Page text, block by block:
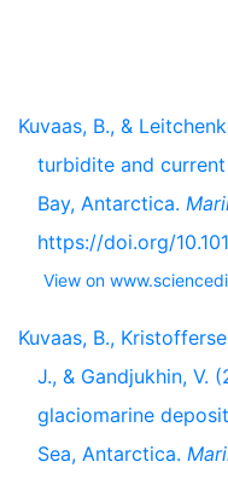
Kuvaas, B., &
turbidite and
Bay, Antarctica.
https://doi.org/
View on
Kuvaas, B.,
J., & Gandjukhin, V.
glaciomarine
Sea, Antarctica.